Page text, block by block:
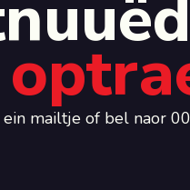
ein mailtje of bel naor